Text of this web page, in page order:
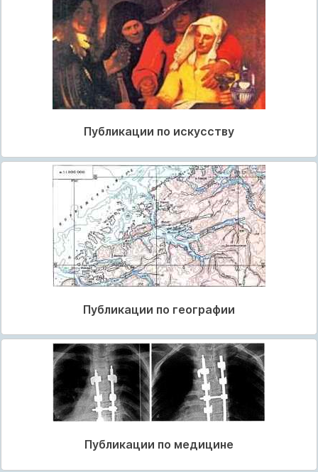
Публикации по искусству
Публикации по географии
Публикации по медицине